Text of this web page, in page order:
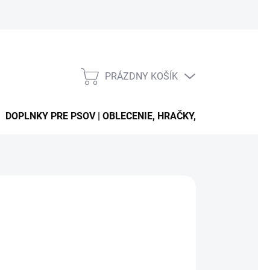
NÁKUPNÝ
PRÁZDNY KOŠÍK
DOPLNKY PRE PSOV | OBLECENIE, HRAČKY, VODÍTKA,